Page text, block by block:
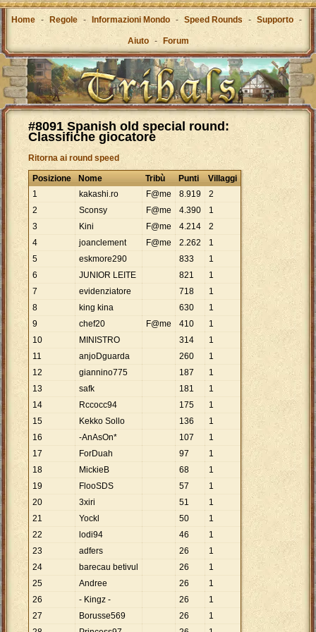
Home - Regole - Informazioni Mondo - Speed Rounds - Supporto -
Aiuto - Forum
#8091 Spanish old special round:
Classifiche giocatore
Ritorna ai round speed
Posizione Nome Tribù Punti
Villaggi
1
kakashi.ro F@me 8.919
2
2
Sconsy F@me 4.390
1
3
Kini F@me 4.214
2
4
joanclement F@me 2.262
1
5
eskmore290 833
1
6
JUNIOR LEITE 821
1
7
evidenziatore 718
1
8
king kina 630
1
9
chef20 F@me 410
1
10
MINISTRO 314
1
11
anjoDguarda 260
1
12
giannino775 187
1
13
safk 181
1
14
Rccocc94 175
1
15
Kekko Sollo 136
1
16
-AnAsOn* 107
1
17
ForDuah 97
1
18
MickieB 68
1
19
FlooSDS 57
1
20
3xiri 51
1
21
Yockl 50
1
22
lodi94 46
1
23
adfers 26
1
24
barecau betivul 26
1
25
Andree 26
1
26
- Kingz - 26
1
27
Borusse569 26
1